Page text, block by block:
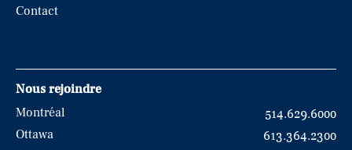
Contact
Nous rejoindre
Montréal
514.629.6000
Ottawa
613.364.2300